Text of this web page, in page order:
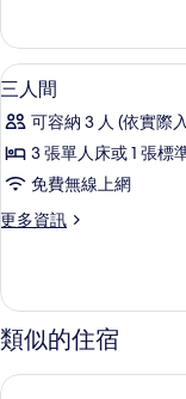
級
雙
人
間
或
雙
床
所
有
相
台
的
高
雙
人
或
雙
床
詳
顯
示
三
人
的
有
相
片
5
三人間
可容納 3 人 (依實際
3 張單人床或 1 張標
免費無線上網
更多資訊
更
間
的
詳
類似的住宿
Mosaic by Ona